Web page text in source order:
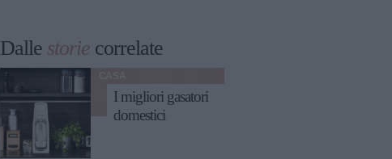
Dalle storie correlate
I migliori gasatori
domestici